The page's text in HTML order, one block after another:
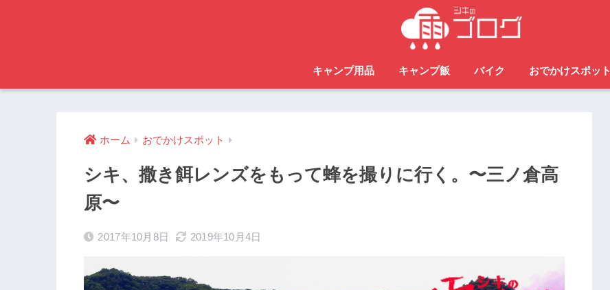
キャンプ用品 キャンプ飯 バイク おでかけスポット
ホーム おでかけスポット
シキ、撒き餌レンズをもって蜂を撮りに行く。〜三ノ倉高
原〜
2017年10月8日 2019年10月4日